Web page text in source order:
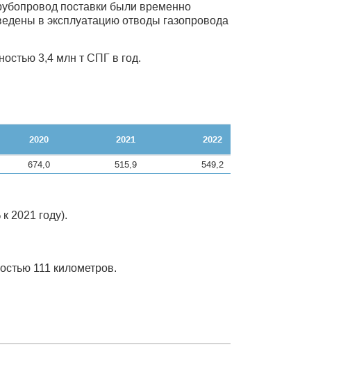
поставки были временно
в эксплуатацию отводы газопровода
3,4 млн т СПГ в год.
2020 2021 2022
674,0 515,9 549,2
2021 году).
111 километров.